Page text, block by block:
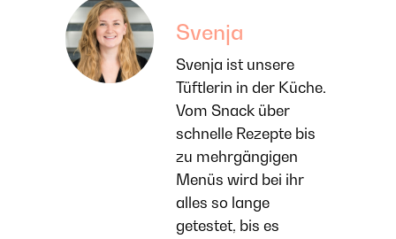
Svenja
Svenja ist unsere
Tüftlerin in der Küche.
Vom Snack über
schnelle Rezepte bis
zu mehrgängigen
Menüs wird bei ihr
alles so lange
getestet, bis es